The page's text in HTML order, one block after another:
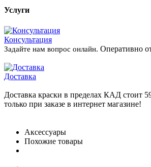
Услуги
Консультация
Задайте нам вопрос онлайн. Оперативно
Доставка
Доставка краски в пределах КАД стоит
только при заказе в интернет магазине!
Аксессуары
Похожие товары